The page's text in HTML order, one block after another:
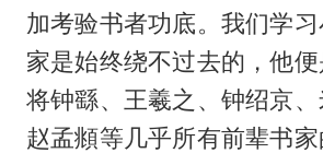
加考验书者功底。我们学
家是始终绕不过去的，他
将钟繇、王羲之、钟绍京、
赵孟頫等几乎所有前辈书